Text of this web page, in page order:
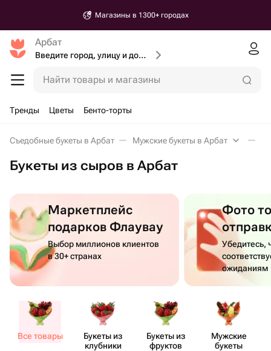
Магазины в 1300+ городах
Арбат
Введите город, улицу и дом доставки
Найти товары и магазины
Тренды Цветы Бенто-торты
Съедобные букеты в Арбат Мужские букеты в Арбат
Букеты из сыров в Арбат
Маркетплейс
подарков Флаувау
Выбор миллионов клиентов
в 30+ странах
Фото
Убедитесь,
ожиданиям
Все товары
Букеты из
клубники
Букеты из
фруктов
Мужские
букеты